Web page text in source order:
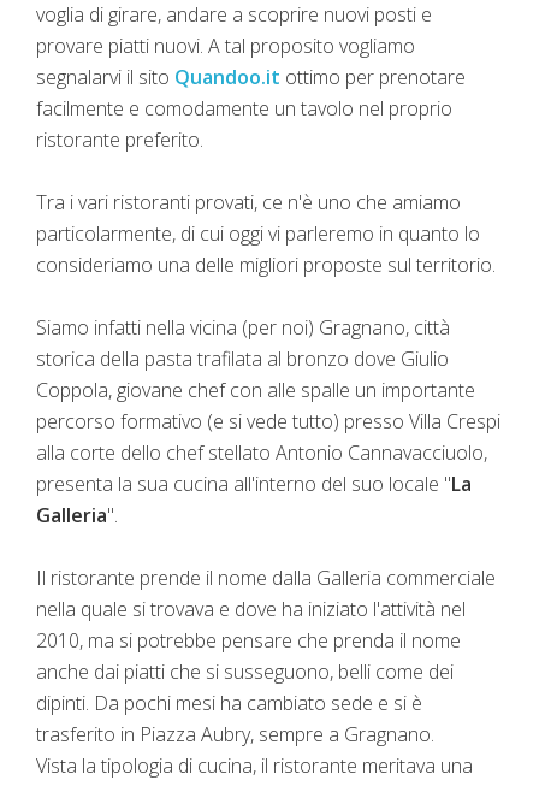
voglia di girare, andare a scoprire nuovi posti e
provare piatti nuovi. A tal proposito vogliamo
segnalarvi il sito Quandoo.it ottimo per prenotare
facilmente e comodamente un tavolo nel proprio
ristorante preferito.
Tra i vari ristoranti provati, ce n'è uno che amiamo
particolarmente, di cui oggi vi parleremo in quanto lo
consideriamo una delle migliori proposte sul territorio.
Siamo infatti nella vicina (per noi) Gragnano, città
storica della pasta trafilata al bronzo dove Giulio
Coppola, giovane chef con alle spalle un importante
percorso formativo (e si vede tutto) presso Villa Crespi
alla corte dello chef stellato Antonio Cannavacciuolo,
presenta la sua cucina all'interno del suo locale "La
Galleria".
Il ristorante prende il nome dalla Galleria commerciale
nella quale si trovava e dove ha iniziato l'attività nel
2010, ma si potrebbe pensare che prenda il nome
anche dai piatti che si susseguono, belli come dei
dipinti. Da pochi mesi ha cambiato sede e si è
trasferito in Piazza Aubry, sempre a Gragnano.
Vista la tipologia di cucina, il ristorante meritava una